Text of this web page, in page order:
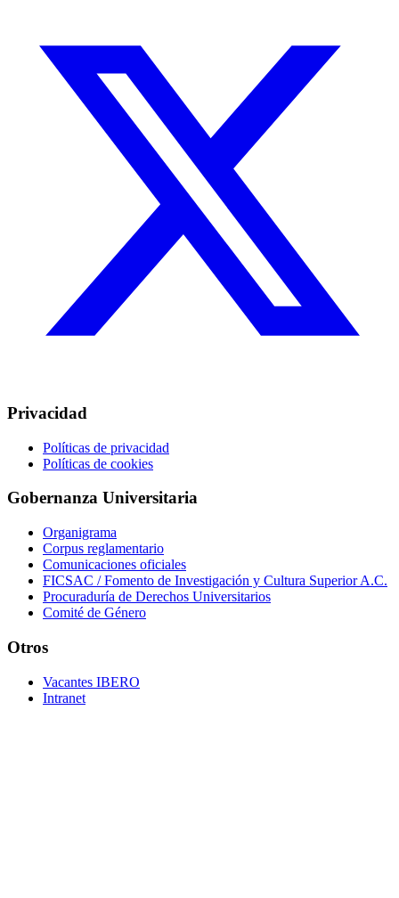
Privacidad
Políticas de privacidad
Políticas de cookies
Gobernanza Universitaria
Organigrama
Corpus reglamentario
Comunicaciones oficiales
FICSAC / Fomento de Investigación y Cultura Superior A.C.
Procuraduría de Derechos Universitarios
Comité de Género
Otros
Vacantes IBERO
Intranet